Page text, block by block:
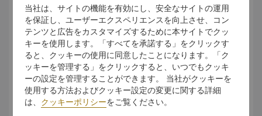
ーケティング広報マネージャー（香港）ディレクターまでご
連絡ください： ポーリン・ヨー シニア・マーケティング広報
マネージャー（香港） 電話番号：(852) 2733 8966 Eメー
ル：pauline.yau@shangri-la.com
カオルーン シャングリ・ラでは、サステナビリティの達成に
基づく取り組みとして、「コミュニティへの貢献」「環境と
生物多様性」「従業員の育成」「持続可能なサプライチェー
ン」そして「健康と安全」という5つの主要分野に焦点をあて
ています。
当社は、サイトの機能を有効にし、安全なサイトの運用
を保証し、ユーザーエクスペリエンスを向上させ、コン
テンツと広告をカスタマイズするために本サイトでクッ
キーを使用します。「すべてを承諾する」をクリックす
ると、クッキーの使用に同意したことになります。「ク
ッキーを管理する」をクリックすると、いつでもクッキ
ーの設定を管理することができます。 当社がクッキーを
使用する方法およびクッキー設定の変更に関する詳細
は、 クッキーポリシーをご覧ください。